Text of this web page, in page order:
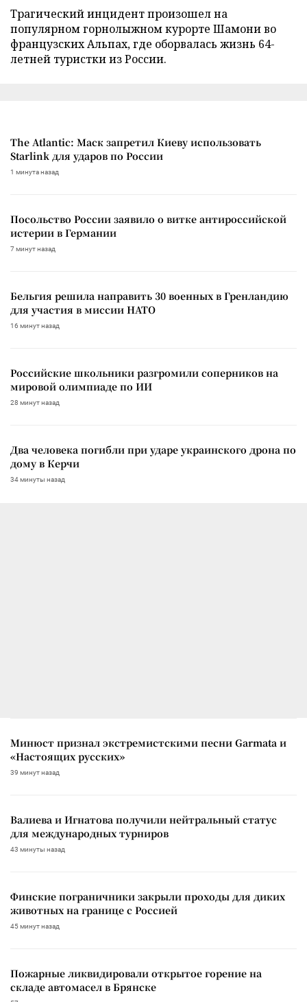
Трагический инцидент произошел на
популярном горнолыжном курорте Шамони во
французских Альпах, где оборвалась жизнь 64-
летней туристки из России.
The Atlantic: Маск запретил Киеву использовать
Starlink для ударов по России
1 минута назад
Посольство России заявило о витке антироссийской
истерии в Германии
7 минут назад
Бельгия решила направить 30 военных в Гренландию
для участия в миссии НАТО
16 минут назад
Российские школьники разгромили соперников на
мировой олимпиаде по ИИ
28 минут назад
Два человека погибли при ударе украинского дрона по
дому в Керчи
34 минуты назад
Минюст признал экстремистскими песни Garmata и
«Настоящих русских»
39 минут назад
Валиева и Игнатова получили нейтральный статус
для международных турниров
43 минуты назад
Финские пограничники закрыли проходы для диких
животных на границе с Россией
45 минут назад
Пожарные ликвидировали открытое горение на
складе автомасел в Брянске